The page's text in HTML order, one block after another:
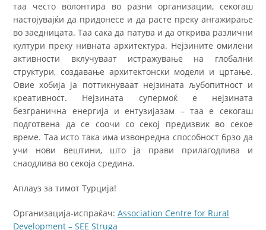
таа често волонтира во разни организации, секогаш
настојувајќи да придонесе и да расте преку ангажирање
во заедницата. Таа сака да патува и да открива различни
култури преку нивната архитектура. Нејзините омилени
активности вклучуваат истражување на глобални
структури, создавање архитектонски модели и цртање.
Овие хобија ја поттикнуваат нејзината љубопитност и
креативност. Нејзината супермоќ е нејзината
безгранична енергија и ентузијазам – таа е секогаш
подготвена да се соочи со секој предизвик во секое
време. Таа исто така има извонредна способност брзо да
учи нови вештини, што ја прави прилагодлива и
снаодлива во секоја средина.
Аплауз за тимот Турција!
Организација-испраќач:Association Centre for Rural
Development – SEE Struga